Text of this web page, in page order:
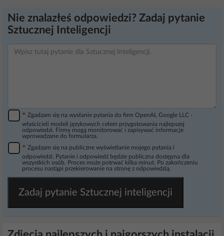
Nie znalazłeś odpowiedzi? Zadaj pytanie
Sztucznej Inteligencji
* Zgadzam się na wysłanie pytania do firm OpenAI, Google LLC -
właścicieli modeli językowych celem przygotowania najlepszej
odpowiedzi. Firmy mogą monitorować i zapisywać informacje
wprowadzane do formularza.
* Zgadzam się na publiczne wyświetlanie mojego pytania i
odpowiedzi. Pytanie i odpowiedź będzie publiczna dostępna dla
wszystkich osób. Proces może potrwać kilka minut. Po zakończeniu
procesu nastąpi przekierowanie na stronę z odpowiedzią.
Zadaj pytanie Sztucznej inteligencji